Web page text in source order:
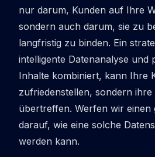
nur darum, Kunden auf Ihre
sondern auch darum, sie zu
langfristig zu binden. Ein
intelligente Datenanalyse und
Inhalte kombiniert, kann Ihre
zufriedenstellen, sondern
übertreffen. Werfen wir einen
darauf, wie eine solche
werden kann.